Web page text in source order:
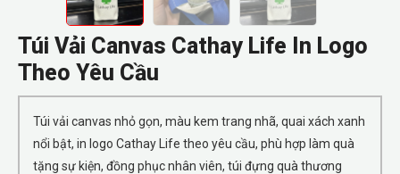
Túi Vải Canvas Cathay Life In Logo
Theo Yêu Cầu
Túi vải canvas nhỏ gọn, màu kem trang nhã, quai xách xanh
nổi bật, in logo Cathay Life theo yêu cầu, phù hợp làm quà
tặng sự kiện, đồng phục nhân viên, túi đựng quà thương